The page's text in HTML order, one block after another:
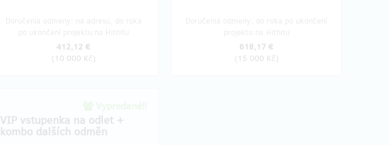
412,12 €
(10 000 Kč)
618,17 €
(15 000 Kč)
VIP vstupenka na odlet +
kombo dalších odměn